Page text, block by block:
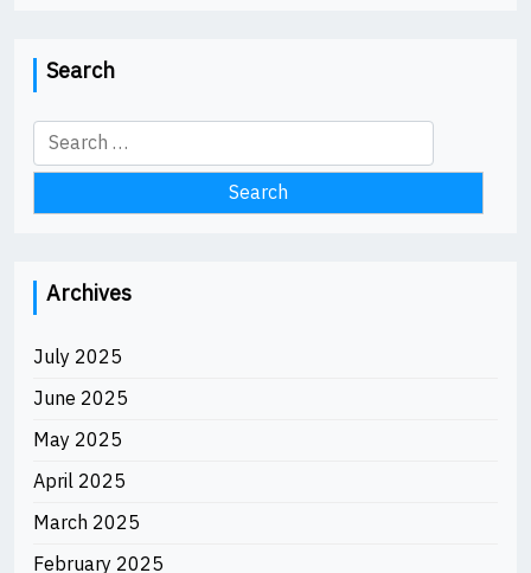
Search
Search
for:
Archives
July 2025
June 2025
May 2025
April 2025
March 2025
February 2025